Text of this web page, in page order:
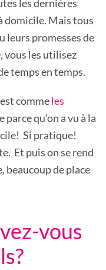
les dernières
domicile. Mais tous
leurs promesses de
vous les utilisez
temps en temps.
commeles
parce qu’on a vu à la
Si pratique!
Et puis on se rend
beaucoup de place
vous